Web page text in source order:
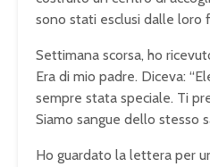
sono stati esclusi dalle loro
Settimana scorsa, ho
Era di mio padre. Diceva:
sempre stata speciale. Ti
Siamo sangue dello stesso
Ho guardato la lettera per